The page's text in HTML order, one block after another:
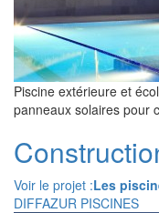
Piscine extérieure et
panneaux solaires pour
Voir le projet :Les
DIFFAZUR PISCINES